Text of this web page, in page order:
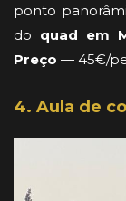
ponto
do quad em
Preço — 45€/
4. Aula de